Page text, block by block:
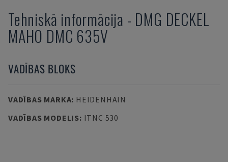
Tehniskā informācija - DMG DECKEL
MAHO DMC 635V
VADĪBAS BLOKS
VADĪBAS MARKA: HEIDENHAIN
VADĪBAS MODELIS: ITNC 530